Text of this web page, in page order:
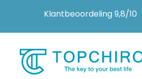
Klantbeoordeling 9,8/10